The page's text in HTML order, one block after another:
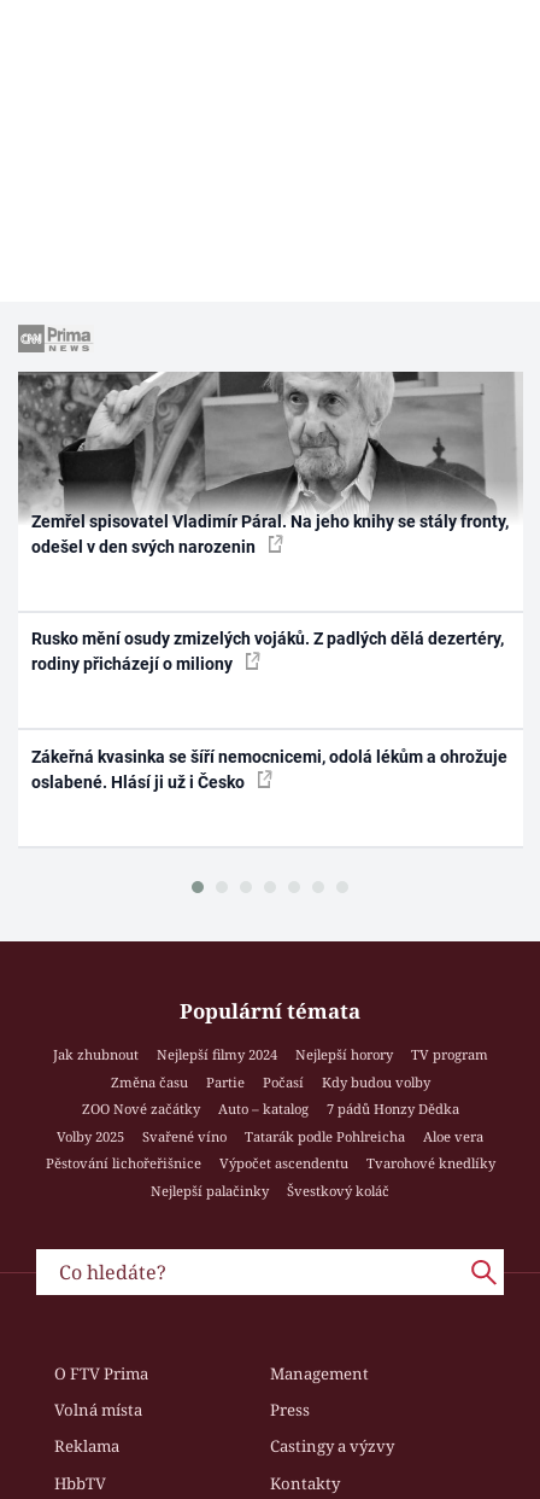
Zemřel spisovatel Vladimír Páral. Na jeho knihy se stály fronty,
odešel v den svých narozenin
Rusko mění osudy zmizelých vojáků. Z padlých dělá dezertéry,
rodiny přicházejí o miliony
Zákeřná kvasinka se šíří nemocnicemi, odolá lékům a ohrožuje
oslabené. Hlásí ji už i Česko
Populární témata
Jak zhubnout Nejlepší filmy 2024 Nejlepší horory
TV program
Změna času
Partie Počasí
Kdy budou volby
ZOO Nové začátky
Auto – katalog
7 pádů Honzy Dědka
Volby 2025
Svařené víno Tatarák podle Pohlreicha
Aloe vera
Pěstování lichořeřišnice
Výpočet ascendentu
Tvarohové knedlíky
Nejlepší palačinky
Švestkový koláč
O FTV Prima
Management
Volná místa
Press
Reklama
Castingy a výzvy
HbbTV
Kontakty